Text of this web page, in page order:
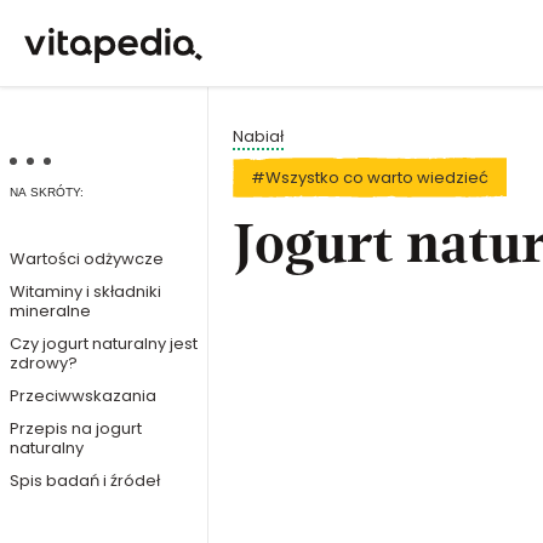
NA SKRÓTY:
Wartości odżywcze
Witaminy i składniki
mineralne
Czy jogurt naturalny jest
zdrowy?
Przeciwwskazania
Przepis na jogurt
naturalny
Spis badań i źródeł
Nabiał
#Wszystko co warto wiedzieć
Jogurt